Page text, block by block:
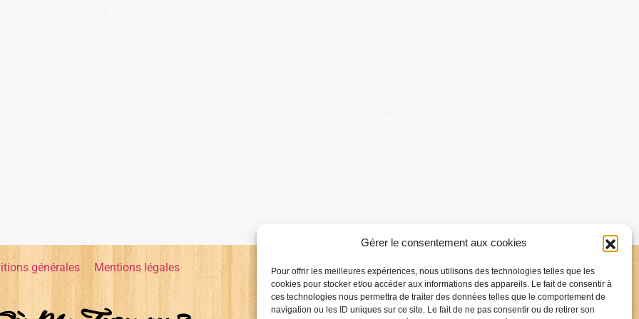
Gérer le consentement aux cookies
Pour offrir les meilleures expériences, nous utilisons des technologies telles que les
cookies pour stocker et/ou accéder aux informations des appareils. Le fait de consentir à
ces technologies nous permettra de traiter des données telles que le comportement de
navigation ou les ID uniques sur ce site. Le fait de ne pas consentir ou de retirer son
générales Mentions légales